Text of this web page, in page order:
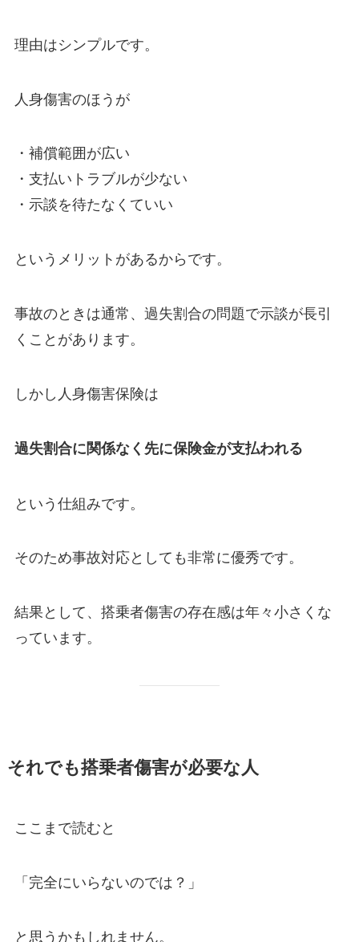
理由はシンプルです。
人身傷害のほうが
・補償範囲が広い
・支払いトラブルが少ない
・示談を待たなくていい
というメリットがあるからです。
事故のときは通常、過失割合の問題で示談が長引
くことがあります。
しかし人身傷害保険は
過失割合に関係なく先に保険金が支払われる
という仕組みです。
そのため事故対応としても非常に優秀です。
結果として、搭乗者傷害の存在感は年々小さくな
っています。
それでも搭乗者傷害が必要な人
ここまで読むと
「完全にいらないのでは？」
と思うかもしれません。